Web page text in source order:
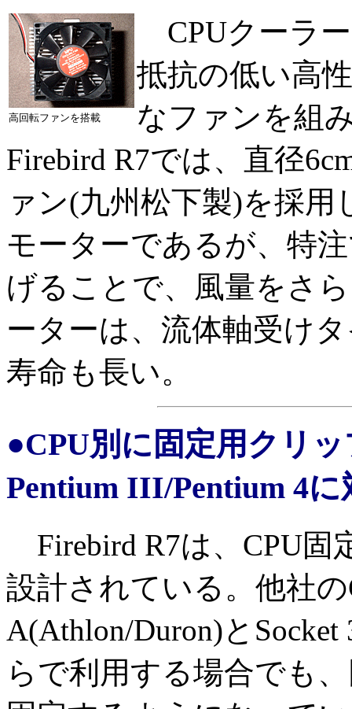
高回転ファンを搭載
CPUクーラ
抵抗の低い高
なファンを組
Firebird R7では、直径
ァン(九州松下製)を採用
モーターであるが、特
げることで、風量をさ
ーターは、流体軸受け
寿命も長い。
●CPU別に固定用クリ
Pentium III/Pentium 4に
Firebird R7は、CPU固
設計されている。他社
A(Athlon/Duron)と
らで利用する場合でも